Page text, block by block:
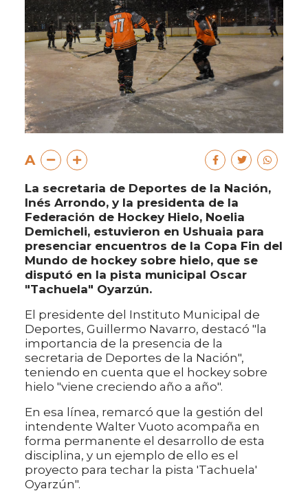
A
La secretaria de Deportes de la Nación,
Inés Arrondo, y la presidenta de la
Federación de Hockey Hielo, Noelia
Demicheli, estuvieron en Ushuaia para
presenciar encuentros de la Copa Fin del
Mundo de hockey sobre hielo, que se
disputó en la pista municipal Oscar
"Tachuela" Oyarzún.
El presidente del Instituto Municipal de
Deportes, Guillermo Navarro, destacó "la
importancia de la presencia de la
secretaria de Deportes de la Nación",
teniendo en cuenta que el hockey sobre
hielo "viene creciendo año a año".
En esa línea, remarcó que la gestión del
intendente Walter Vuoto acompaña en
forma permanente el desarrollo de esta
disciplina, y un ejemplo de ello es el
proyecto para techar la pista 'Tachuela'
Oyarzún".